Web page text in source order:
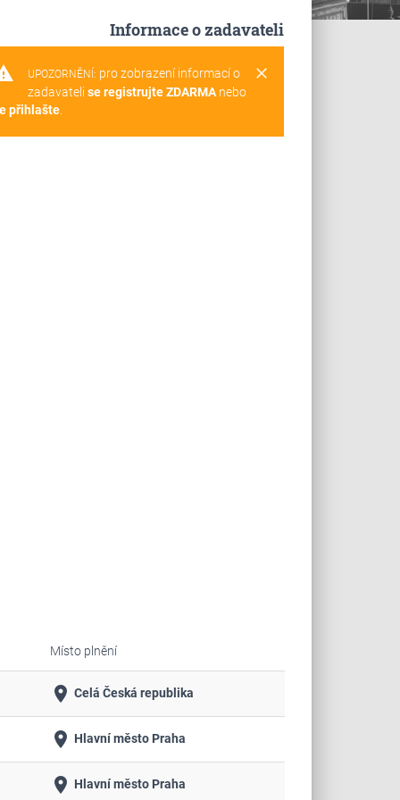
Informace o zadavateli
clear
UPOZORNĚNÍ: pro zobrazení informací o
zadavateli se registrujte ZDARMAnebo
přihlašte.
Místo plnění
place Celá Česká republika
place Hlavní město Praha
place Hlavní město Praha